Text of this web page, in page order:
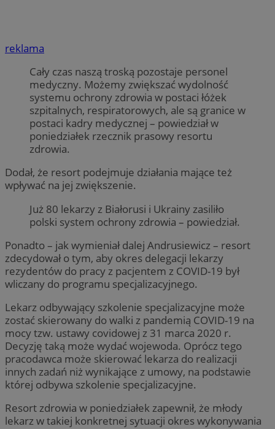
reklama
Cały czas naszą troską pozostaje personel
medyczny. Możemy zwiększać wydolność
systemu ochrony zdrowia w postaci łóżek
szpitalnych, respiratorowych, ale są granice w
postaci kadry medycznej – powiedział w
poniedziałek rzecznik prasowy resortu
zdrowia.
Dodał, że resort podejmuje działania mające też
wpływać na jej zwiększenie.
Już 80 lekarzy z Białorusi i Ukrainy zasiliło
polski system ochrony zdrowia – powiedział.
Ponadto – jak wymieniał dalej Andrusiewicz – resort
zdecydował o tym, aby okres delegacji lekarzy
rezydentów do pracy z pacjentem z COVID-19 był
wliczany do programu specjalizacyjnego.
Lekarz odbywający szkolenie specjalizacyjne może
zostać skierowany do walki z pandemią COVID-19 na
mocy tzw. ustawy covidowej z 31 marca 2020 r.
Decyzję taką może wydać wojewoda. Oprócz tego
pracodawca może skierować lekarza do realizacji
innych zadań niż wynikające z umowy, na podstawie
której odbywa szkolenie specjalizacyjne.
Resort zdrowia w poniedziałek zapewnił, że młody
lekarz w takiej konkretnej sytuacji okres wykonywania